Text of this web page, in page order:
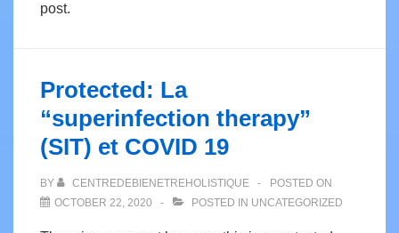
post.
Protected: La
“superinfection therapy”
(SIT) et COVID 19
BY CENTREDEBIENETREHOLISTIQUE
POSTED ON
OCTOBER 22, 2020
POSTED IN UNCATEGORIZED